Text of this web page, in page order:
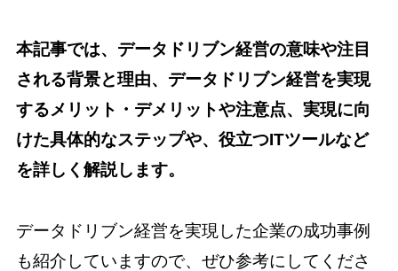
本記事では、データドリブン経営の意味や注目
される背景と理由、データドリブン経営を実現
するメリット・デメリットや注意点、実現に向
けた具体的なステップや、役立つITツールなど
を詳しく解説します。
データドリブン経営を実現した企業の成功事例
も紹介していますので、ぜひ参考にしてくださ